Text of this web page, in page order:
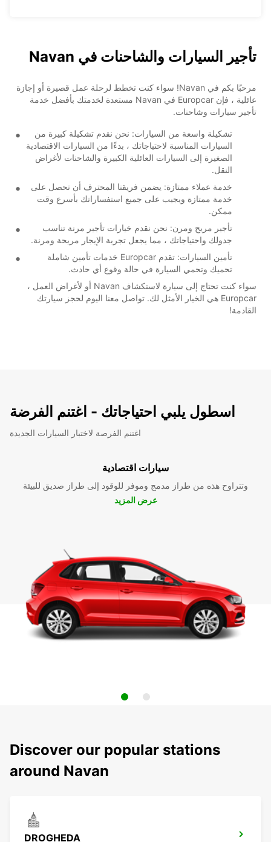
تأجير السيارات والشاحنات في Navan
مرحبًا بكم في Navan! سواء كنت تخطط لرحلة عمل قصيرة أو إجازة
عائلية ، فإن Europcar في Navan مستعدة لخدمتك بأفضل خدمة
تأجير سيارات وشاحنات.
تشكيلة واسعة من السيارات: نحن نقدم تشكيلة كبيرة من
السيارات المناسبة لاحتياجاتك ، بدءًا من السيارات الاقتصادية
الصغيرة إلى السيارات العائلية الكبيرة والشاحنات لأغراض
النقل.
خدمة عملاء ممتازة: يضمن فريقنا المحترف أن تحصل على
خدمة ممتازة ويجيب على جميع استفساراتك بأسرع وقت
ممكن.
تأجير مريح ومرن: نحن نقدم خيارات تأجير مرنة تناسب
جدولك واحتياجاتك ، مما يجعل تجربة الإيجار مريحة ومرنة.
تأمين السيارات: تقدم Europcar خدمات تأمين شاملة
تحميك وتحمي السيارة في حالة وقوع أي حادث.
سواء كنت تحتاج إلى سيارة لاستكشاف Navan أو لأغراض العمل ،
Europcar هي الخيار الأمثل لك. تواصل معنا اليوم لحجز سيارتك
القادمة!
اسطول يلبي احتياجاتك - اغتنم الفرضة
اغتنم الفرصة لاختبار السيارات الجديدة
سيارات اقتصادية
وتتراوح هذه من طراز مدمج وموفر للوقود إلى طراز صديق للبيئة
عرض المزيد
Discover our popular stations
around Navan
DROGHEDA